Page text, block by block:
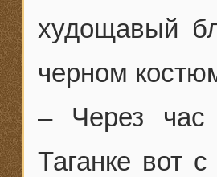
худощавый
черном
– Через час
Таганке вот